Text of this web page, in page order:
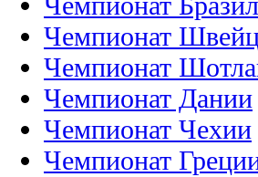
Чемпионат
Чемпионат
Чемпионат Дании
Чемпионат Чехии
Чемпионат